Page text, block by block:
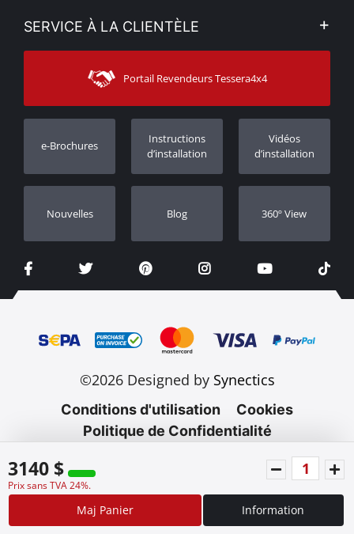
3140 $
Prix sans TVA 24%.
Maj Panier Information
Voir nos actualités
Sitemap
Mon compte
Moyens d’expédition
SERVICE À LA CLIENTÈLE
Contacter
Assistance aux clients
Suivi des commandes
Concessionnaires
Portail Revendeurs Tessera4x4
e-Brochures
Instructions
d’installation
Vidéos
d’installation
Nouvelles Blog 360º View
©2026 Designed by Synectics
Conditions d'utilisation
Cookies
Politique de Confidentialité